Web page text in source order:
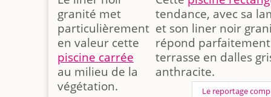
granité met
particulièrement
en valeur cette
piscine carrée
au milieu de la
végétation.
tendance, avec sa
et son liner noir
répond
terrasse en dalles
anthracite.
Le reportage